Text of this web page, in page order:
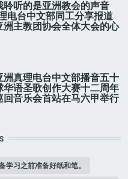
聆听的是亚洲教会的声音
电台中文部同工分享报道
洲主教团协会全体大会的心
洲真理电台中文部播音五十
华语圣歌创作大赛十二周年
回音乐会首站在马六甲举行
学习之前准备好纸和笔。